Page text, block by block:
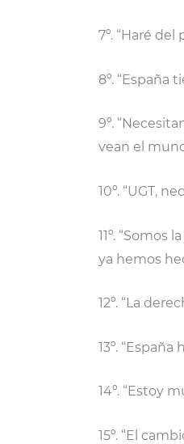
7º. “Haré
8º. “España
9º.
vean el
10º. “UGT,
11º.
ya hemos
12º. “La
13º.
14º. “Estoy
15º. “El